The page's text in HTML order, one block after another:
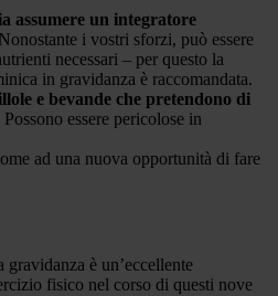
assumere un integratore
i vostri sforzi, può essere
necessari – per questo la
in gravidanza è raccomandata.
e bevande che pretendono di
Possono essere pericolose in
ad una nuova opportunità di fare
gravidanza è un’eccellente
fisico nel corso di questi nove